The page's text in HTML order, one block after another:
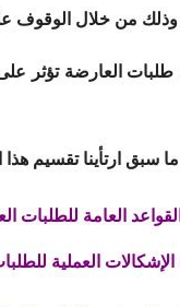
وذلك من خلال الوقوف
طلبات العارضة تؤثر
ارتأينا تقسيم هذا
القواعد العامة للطلبات
الإشكالات العملية